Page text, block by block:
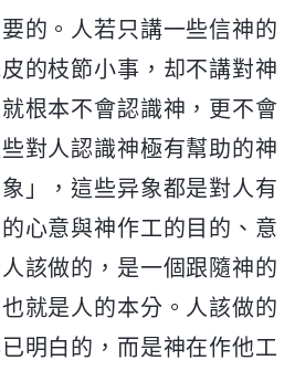
的。人若只講一些信神的
的枝節小事，却不講對神
根本不會認識神，更不會
對人認識神極有幫助的神
」，這些异象都是對人有
心意與神作工的目的、意
該做的，是一個跟隨神的
就是人的本分。人該做的
明白的，而是神在作他工